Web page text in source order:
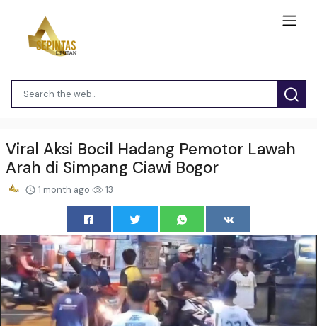
Viral Aksi Bocil Hadang Pemotor Lawah
Arah di Simpang Ciawi Bogor
1 month ago 13